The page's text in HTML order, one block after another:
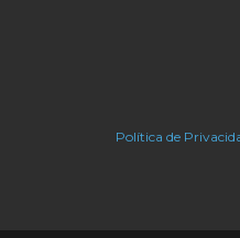
Política de